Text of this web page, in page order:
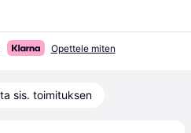
Opettele miten
sis. toimituksen